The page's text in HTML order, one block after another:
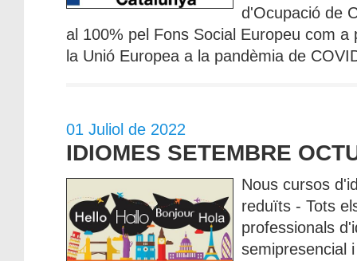
d'Ocupació de
al 100% pel Fons Social Europeu com a
la Unió Europea a la pandèmia de
01 Juliol de 2022
IDIOMES SETEMBRE
Nous cursos
reduïts - Tots
professionals
semipresencial